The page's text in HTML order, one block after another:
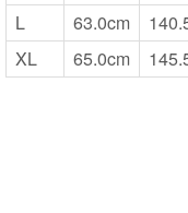
L
63.0cm
XL
65.0cm